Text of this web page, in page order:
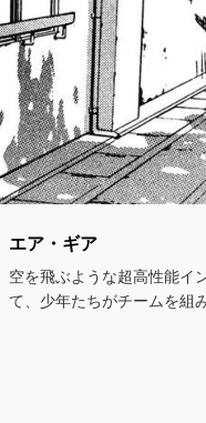
エア・ギア
空を飛ぶような超高性能イ
て、少年たちがチームを組